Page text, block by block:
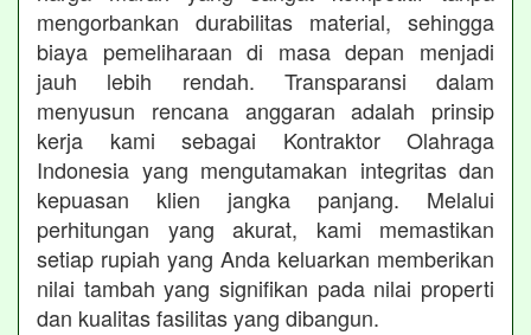
mengorbankan durabilitas material, sehingga
biaya pemeliharaan di masa depan menjadi
jauh lebih rendah. Transparansi dalam
menyusun rencana anggaran adalah prinsip
kerja kami sebagai Kontraktor Olahraga
Indonesia yang mengutamakan integritas dan
kepuasan klien jangka panjang. Melalui
perhitungan yang akurat, kami memastikan
setiap rupiah yang Anda keluarkan memberikan
nilai tambah yang signifikan pada nilai properti
dan kualitas fasilitas yang dibangun.